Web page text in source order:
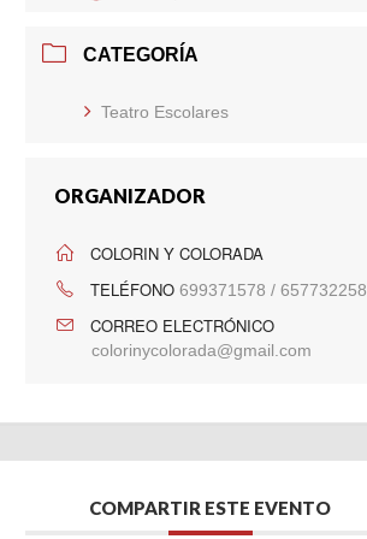
CATEGORÍA
Teatro Escolares
ORGANIZADOR
COLORIN Y COLORADA
TELÉFONO 699371578 / 657732258
CORREO ELECTRÓNICO
colorinycolorada@gmail.com
COMPARTIR ESTE EVENTO